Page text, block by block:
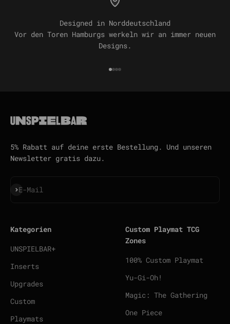
Designed in Norddeutschland
Vor den Toren Hamburgs werkeln wir an immer neuen
Designs.
Gehe zu Element 1
Gehe zu Element 2
Gehe zu Element 3
Gehe zu Element 4
5% Rabatt auf deine erste Bestellung. Und unseren
Newsletter gratis dazu.
E-Mail
Abonnieren
Kategorien
UNSPIELBAR+
Inserts
Upgrades
Custom
Playmats
Custom Playmat TCG
Zones
100% Custom Playmat
Yu-Gi-Oh!
Magic: The Gathering
One Piece